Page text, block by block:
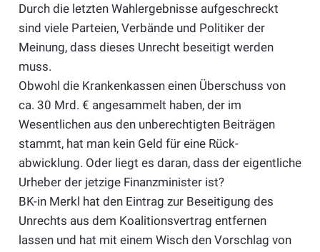
Durch die letzten Wahlergebnisse aufgeschreckt
sind viele Parteien, Verbände und Politiker der
Meinung, dass dieses Unrecht beseitigt werden
muss.
Obwohl die Krankenkassen einen Überschuss von
ca. 30 Mrd. € angesammelt haben, der im
Wesentlichen aus den unberechtigten Beiträgen
stammt, hat man kein Geld für eine Rück-
abwicklung. Oder liegt es daran, dass der eigentliche
Urheber der jetzige Finanzminister ist?
BK-in Merkl hat den Eintrag zur Beseitigung des
Unrechts aus dem Koalitionsvertrag entfernen
lassen und hat mit einem Wisch den Vorschlag von